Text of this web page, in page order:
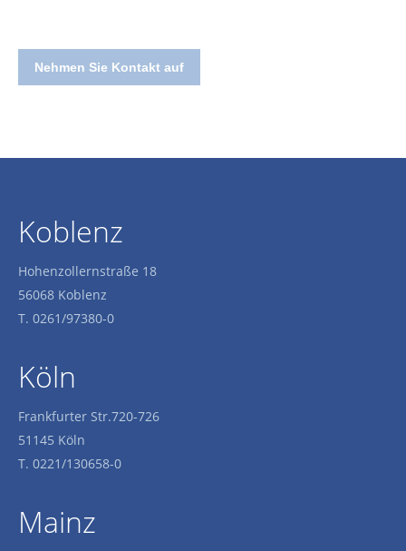
Nehmen Sie Kontakt auf
Koblenz
Hohenzollernstraße 18
56068 Koblenz
T. 0261/97380-0
Köln
Frankfurter Str.720-726
51145 Köln
T. 0221/130658-0
Mainz